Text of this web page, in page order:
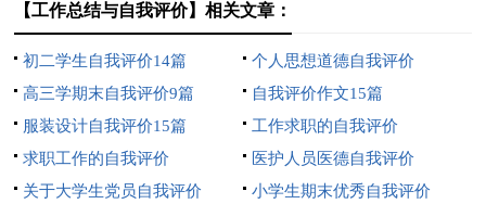
【工作总结与自我评价】相关文章：
初二学生自我评价14篇
个人思想道德自我评价
高三学期末自我评价9篇
自我评价作文15篇
服装设计自我评价15篇
工作求职的自我评价
求职工作的自我评价
医护人员医德自我评价
关于大学生党员自我评价
小学生期末优秀自我评价